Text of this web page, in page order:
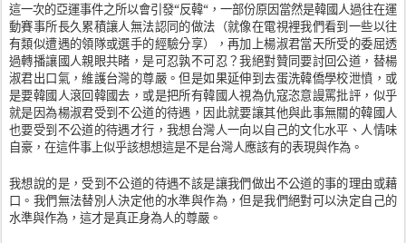
這一次的亞運事件之所以會引發“反韓“，一部份原因當然是韓國人過往在運
動賽事所長久累積讓人無法認同的做法（就像在電視裡我們看到一些以往
有類似遭遇的領隊或選手的經驗分享），再加上楊淑君當天所受的委屈透
過轉播讓國人親眼共睹，是可忍孰不可忍？我絕對贊同要討回公道，替楊
淑君出口氣，維護台灣的尊嚴。但是如果延伸到去蛋洗韓僑學校泄憤，或
是要韓國人滾回韓國去，或是把所有韓國人視為仇寇恣意謾罵批評，似乎
就是因為楊淑君受到不公道的待遇，因此就要讓其他與此事無關的韓國人
也要受到不公道的待遇才行，我想台灣人一向以自己的文化水平、人情味
自豪，在這件事上似乎該想想這是不是台灣人應該有的表現與作為。
我想說的是，受到不公道的待遇不該是讓我們做出不公道的事的理由或藉
口。我們無法替別人決定他的水準與作為，但是我們絕對可以決定自己的
水準與作為，這才是真正身為人的尊嚴。